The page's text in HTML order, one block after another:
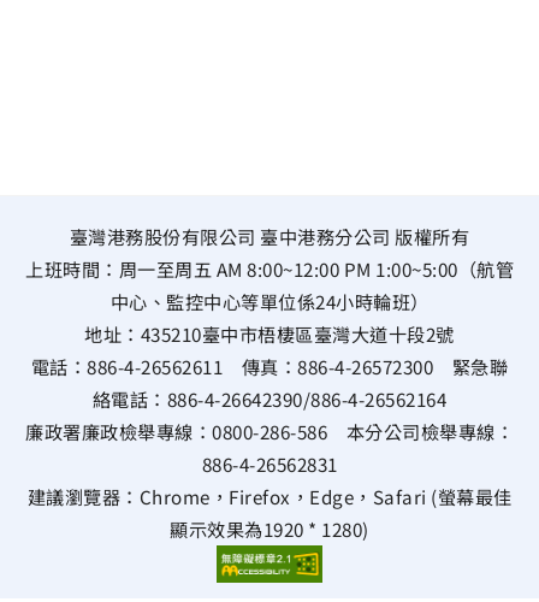
臺灣港務股份有限公司 臺中港務分公司 版權所有
上班時間：周一至周五 AM 8:00~12:00 PM 1:00~5:00（航管
中心、監控中心等單位係24小時輪班）
地址： 435210臺中市梧棲區臺灣大道十段2號
電話：886-4-26562611 傳真：886-4-26572300 緊急聯
絡電話： 886-4-26642390/886-4-26562164
廉政署廉政檢舉專線： 0800-286-586 本分公司檢舉專線：
886-4-26562831
建議瀏覽器：Chrome，Firefox，Edge，Safari (螢幕最佳
顯示效果為1920 * 1280)